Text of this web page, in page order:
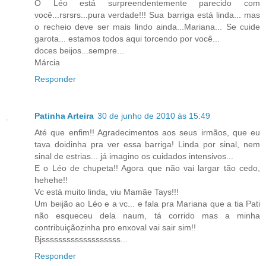
O Léo está surpreendentemente parecido com
você...rsrsrs...pura verdade!!! Sua barriga está linda... mas
o recheio deve ser mais lindo ainda...Mariana... Se cuide
garota... estamos todos aqui torcendo por você...
doces beijos...sempre...
Márcia
Responder
Patinha Arteira 30 de junho de 2010 às 15:49
Até que enfim!! Agradecimentos aos seus irmãos, que eu
tava doidinha pra ver essa barriga! Linda por sinal, nem
sinal de estrias... já imagino os cuidados intensivos...
E o Léo de chupeta!! Agora que não vai largar tão cedo,
hehehe!!
Vc está muito linda, viu Mamãe Tays!!!
Um beijão ao Léo e a vc... e fala pra Mariana que a tia Pati
não esqueceu dela naum, tá corrido mas a minha
contribuiçãozinha pro enxoval vai sair sim!!
Bjsssssssssssssssssss...
Responder